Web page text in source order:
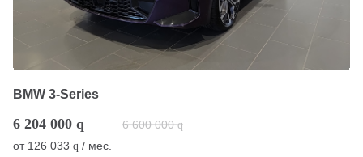
BMW 3-Series
6 204 000 q 6 600 000 q
от 126 033 q / мес.